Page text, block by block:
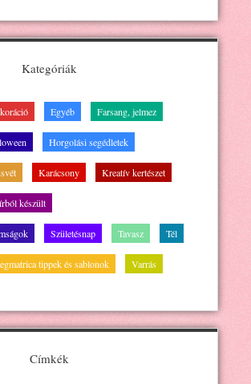
Kategóriák
Egyéb Farsang, jelmez
Horgolási segédletek
Karácsony Kreatív kertészet
készült
Születésnap Tavasz Tél
tippek és sablonok Varrás
Címkék